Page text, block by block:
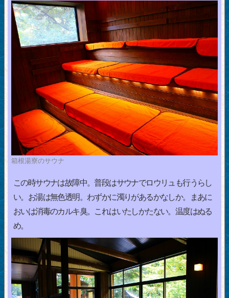
箱根湯寮のサウナ
この時サウナは故障中。普段はサウナでロウリュも行うらし
い。お湯は無色透明。わずかに濁りがあるかなしか。まあに
おいは消毒のカルキ臭。これはいたしかたない。温度はぬる
め。